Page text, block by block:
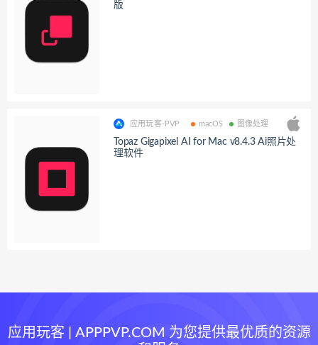
版
应用玩客-PVP macOS 图像处理
Topaz Gigapixel AI for Mac v8.4.3 Ai照片处
理软件
应用玩客 | APPPVP.COM 为您提供最优质的资源